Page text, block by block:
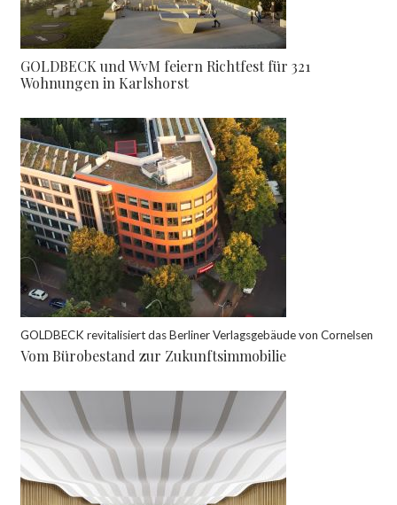
GOLDBECK und WvM feiern Richtfest für 321
Wohnungen in Karlshorst
GOLDBECK revitalisiert das Berliner Verlagsgebäude von Cornelsen
Vom Bürobestand zur Zukunftsimmobilie